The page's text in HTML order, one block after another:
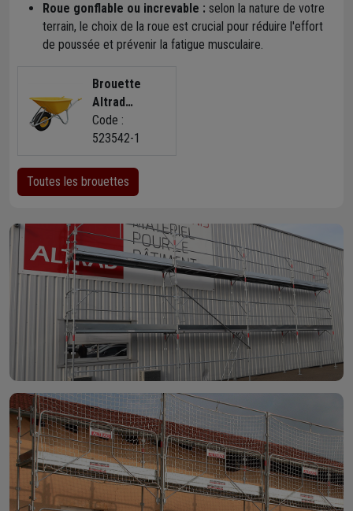
Roue gonflable ou increvable : selon la nature de votre
terrain, le choix de la roue est crucial pour réduire l'effort
de poussée et prévenir la fatigue musculaire.
Brouette
Altrad
Hercule -
Contenance
Roue 400 mm
- Charge
kg - Jaune
Code :
523542-1
Toutes les brouettes